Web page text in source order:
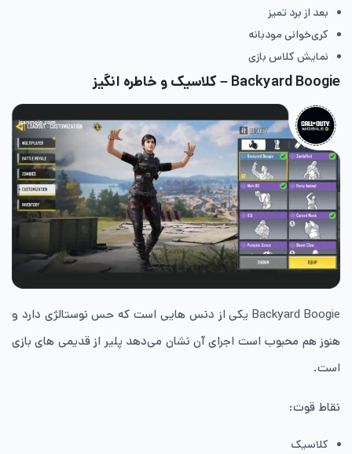
بعد از برد تمیز
کری‌خوانی مودبانه
نمایش کلاس بازی
Backyard Boogie – کلاسیک و خاطره انگیز
Backyard Boogie یکی از دنس هایی است که حس نوستالژی دارد و
هنوز هم محبوب است اجرای آن نشان می‌دهد پلیر از قدیمی های بازی
است.
نقاط قوت:
کلاسیک